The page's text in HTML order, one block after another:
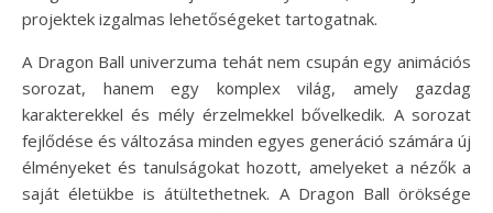
projektek izgalmas lehetőségeket tartogatnak.
A Dragon Ball univerzuma tehát nem csupán egy animációs
sorozat, hanem egy komplex világ, amely gazdag
karakterekkel és mély érzelmekkel bővelkedik. A sorozat
fejlődése és változása minden egyes generáció számára új
élményeket és tanulságokat hozott, amelyeket a nézők a
saját életükbe is átültethetnek. A Dragon Ball öröksége